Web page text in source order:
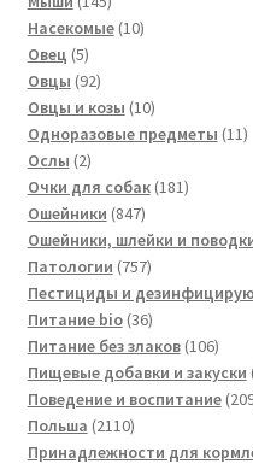
товаров
Насекомые 1010
Овец 55
товаров
Овцы 9292
товара
Овцы и козы 1010
товаров
Одноразовые предметы 1111
Ослы 22
товара
Очки для собак 181181
Ошейники 847847
товаров
Ошейники, шлейки и
Патологии 757757
товаров
Пестициды и
Питание bio 3636
товаров
Питание без злаков 106106
Пищевые добавки и закуски
Поведение и воспитание
Польша 21102110
товаров
Принадлежности для